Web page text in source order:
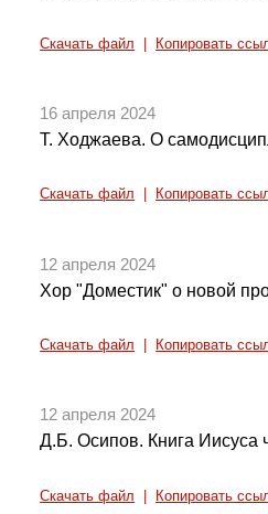
Скачать файл Копировать
16 апреля 2024
Т. Ходжаева. О
Скачать файл Копировать
12 апреля 2024
Хор "Доместик" о новой
Скачать файл Копировать
12 апреля 2024
Д.Б. Осипов. Книга Иисуса
Скачать файл Копировать